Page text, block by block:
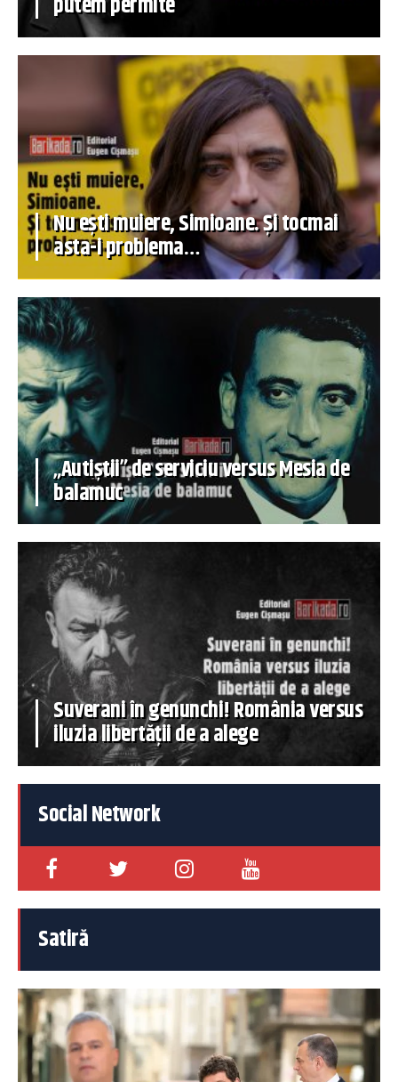
Nu ești muiere, Simioane. Și tocmai
asta-i problema…
„Autiștii” de serviciu versus Mesia de
balamuc
Suverani în genunchi! România versus
iluzia libertății de a alege
Social Network
Satiră